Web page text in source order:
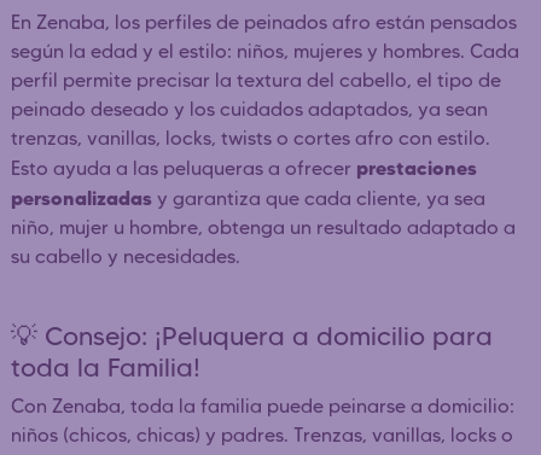
En Zenaba, los perfiles de peinados afro están pensados
según la edad y el estilo: niños, mujeres y hombres. Cada
perfil permite precisar la textura del cabello, el tipo de
peinado deseado y los cuidados adaptados, ya sean
trenzas, vanillas, locks, twists o cortes afro con estilo.
Esto ayuda a las peluqueras a ofrecer prestaciones
personalizadas y garantiza que cada cliente, ya sea
niño, mujer u hombre, obtenga un resultado adaptado a
su cabello y necesidades.
💡 Consejo: ¡Peluquera a domicilio para
toda la Familia!
Con Zenaba, toda la familia puede peinarse a domicilio:
niños (chicos, chicas) y padres. Trenzas, vanillas, locks o